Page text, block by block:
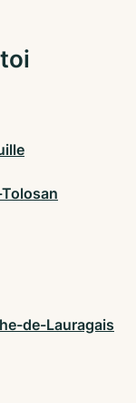
de-Lauragais